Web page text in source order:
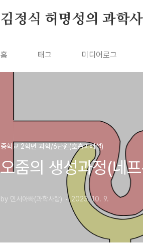
김정식 허명성의 과학
홈 태그 미디어로그
중학교 2학년 과학/6단원(호흡과배설)
오줌의 생성과정(네
by 민서아빠(과학사랑) 2023. 10. 9.